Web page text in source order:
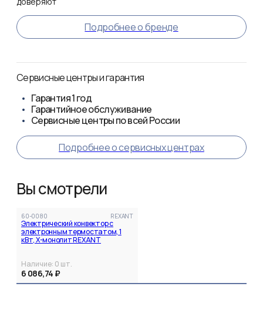
Подробнее о бренде
Сервисные центры и гарантия
Гарантия1 год
Гарантийное обслуживание
Сервисные центры по всей России
Подробнее о сервисных центрах
Вы смотрели
60-0080 REXANT
Электрический конвектор с
электронным термостатом, 1
кВт, Х-монолит REXANT
Наличие: 0 шт.
6 086,74 ₽